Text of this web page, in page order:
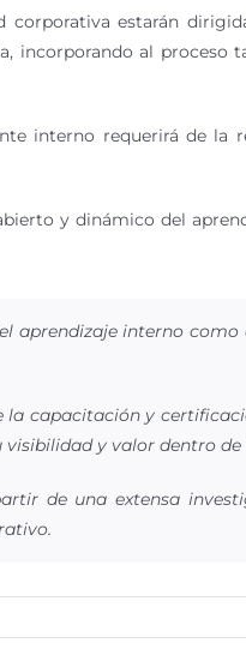
estarán
incorporando al proceso
interno requerirá de la
y dinámico del
aprendizaje interno
capacitación y
y valor dentro de
de una extensa